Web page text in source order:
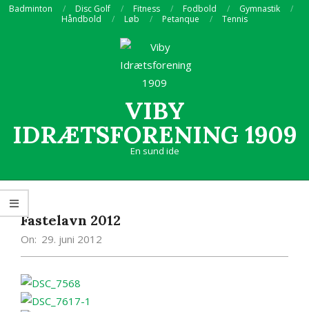
SkipBadminton Disc Golf Fitness Fodbold
Gymnastik
Håndbold
Løb Petanque Tennis
VIBY
IDRÆTSFORENING 1909
En sund ide
Primary
Navigation
MenuFastelavn 2012
On: 29. juni 2012